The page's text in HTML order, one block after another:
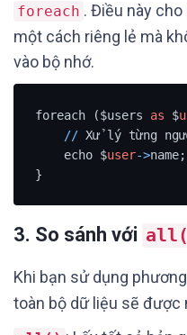
foreach . Điều này
một cách riêng lẻ mà
vào bộ nhớ.
foreach ($users as $
// Xử lý từng
    echo $
user->name;
}
3. So sánh với
Khi bạn sử dụng
toàn bộ dữ liệu sẽ được